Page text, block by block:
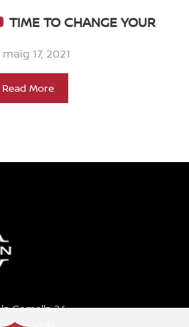
TIME TO CHANGE YOUR
maig 17, 2021
Read More
Comella 24
la Vella